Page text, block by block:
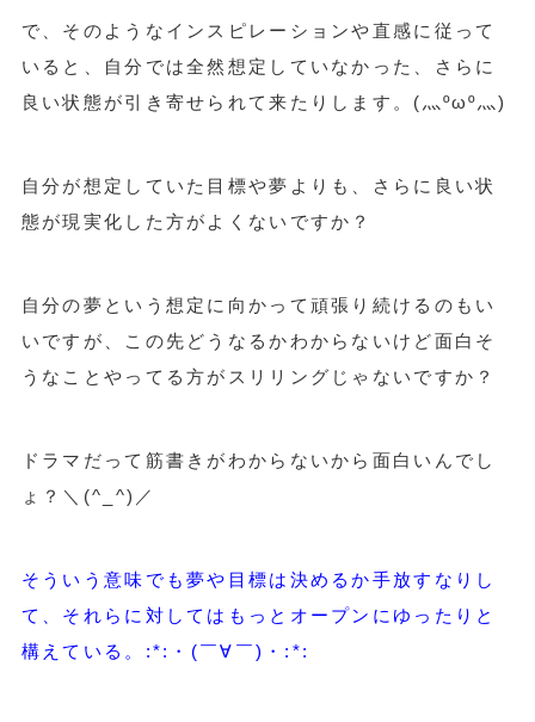
で、そのようなインスピレーションや直感に従って
いると、自分では全然想定していなかった、さらに
良い状態が引き寄せられて来たりします。(灬ºωº灬)
自分が想定していた目標や夢よりも、さらに良い状
態が現実化した方がよくないですか？
自分の夢という想定に向かって頑張り続けるのもい
いですが、この先どうなるかわからないけど面白そ
うなことやってる方がスリリングじゃないですか？
ドラマだって筋書きがわからないから面白いんでし
ょ？＼(^_^)／
そういう意味でも夢や目標は決めるか手放すなりし
て、それらに対してはもっとオープンにゆったりと
構えている。:*:・(￣∀￣)・:*: